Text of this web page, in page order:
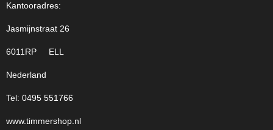
Kantooradres:
Jasmijnstraat 26
6011RP ELL
Nederland
Tel: 0495 551766
www.timmershop.nl